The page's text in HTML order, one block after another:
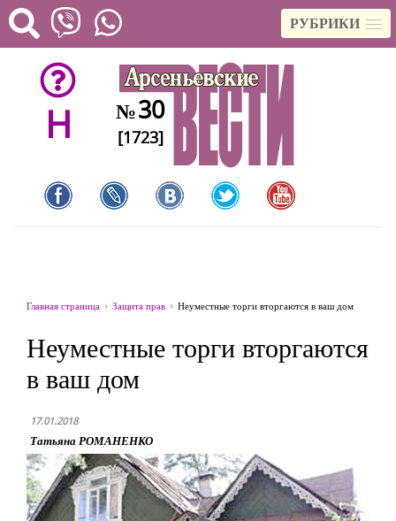
РУБРИКИ
H №30
[1723]
Главная страница Защита прав Неуместные торги вторгаются в ваш дом
Неуместные торги вторгаются
в ваш дом
17.01.2018
Татьяна РОМАНЕНКО